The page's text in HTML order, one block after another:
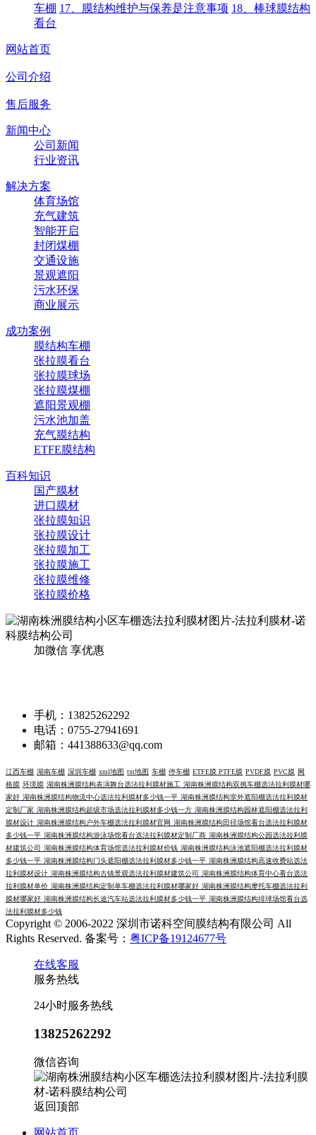
车棚 17、膜结构维护与保养是注意事项 18、棒球膜结构
看台
网站首页
公司介绍
售后服务
新闻中心
公司新闻
行业资讯
解决方案
体育场馆
充气建筑
智能开启
封闭煤棚
交通设施
景观遮阳
污水环保
商业展示
成功案例
膜结构车棚
张拉膜看台
张拉膜球场
张拉膜煤棚
遮阳景观棚
污水池加盖
充气膜结构
ETFE膜结构
百科知识
国产膜材
进口膜材
张拉膜知识
张拉膜设计
张拉膜加工
张拉膜施工
张拉膜维修
张拉膜价格
加微信 享优惠
手机：13825262292
电话：0755-27941691
邮箱：441388633@qq.com
江西车棚 湖南车棚 深圳车棚 xml地图 txt地图 车棚 停车棚 ETFE膜 PTFE膜 PVDF膜 PVC膜 网
格膜 环境膜 湖南株洲膜结构表演舞台选法拉利膜材施工 湖南株洲膜结构双挑车棚选法拉利膜材哪
家好 湖南株洲膜结构物流中心选法拉利膜材多少钱一平 湖南株洲膜结构室外遮阳棚选法拉利膜材
定制厂家 湖南株洲膜结构超级市场选法拉利膜材多少钱一方 湖南株洲膜结构园林遮阳棚选法拉利
膜材设计 湖南株洲膜结构户外车棚选法拉利膜材官网 湖南株洲膜结构田径场馆看台选法拉利膜材
多少钱一平 湖南株洲膜结构游泳场馆看台选法拉利膜材定制厂商 湖南株洲膜结构公园选法拉利膜
材建筑公司 湖南株洲膜结构体育场馆选法拉利膜材价钱 湖南株洲膜结构泳池遮阳棚选法拉利膜材
多少钱一平 湖南株洲膜结构门头遮阳棚选法拉利膜材多少钱一平 湖南株洲膜结构高速收费站选法
拉利膜材设计 湖南株洲膜结构古镇景观选法拉利膜材建筑公司 湖南株洲膜结构体育中心看台选法
拉利膜材单价 湖南株洲膜结构定制单车棚选法拉利膜材哪家好 湖南株洲膜结构摩托车棚选法拉利
膜材哪家好 湖南株洲膜结构长途汽车站选法拉利膜材多少钱一平 湖南株洲膜结构排球场馆看台选
法拉利膜材多少钱
Copyright © 2006-2022 深圳市诺科空间膜结构有限公司 All
Rights Reserved. 备案号： 粤ICP备19124677号
在线客服
服务热线
24小时服务热线
13825262292
微信咨询
返回顶部